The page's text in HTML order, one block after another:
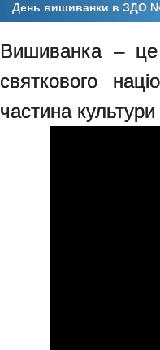
День вишиванки в ЗДО
Вишиванка –
святкового
частина